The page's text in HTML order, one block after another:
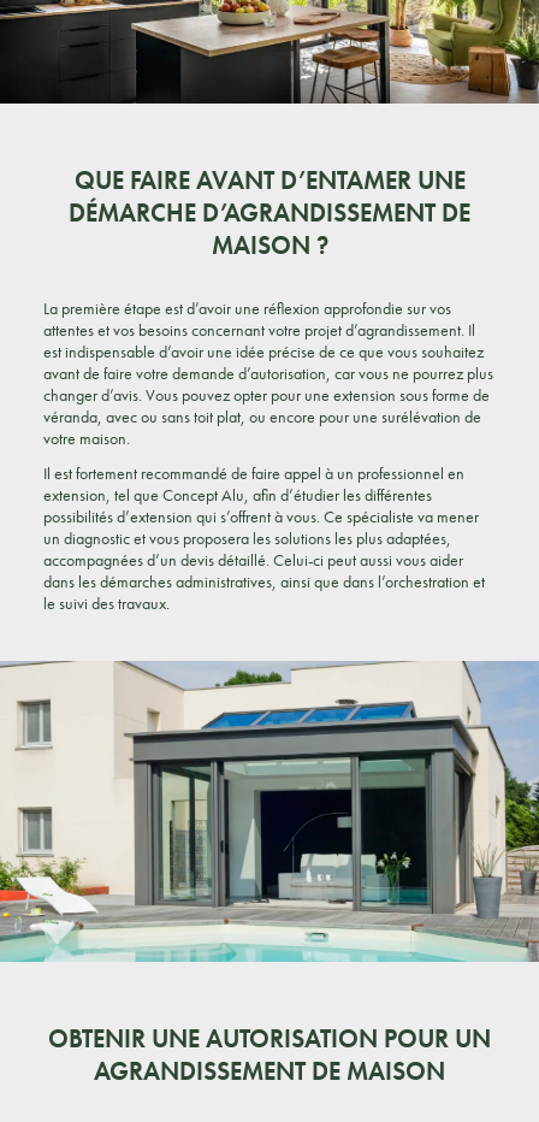
QUE FAIRE AVANT D’ENTAMER UNE
DÉMARCHE D’AGRANDISSEMENT DE
MAISON ?
La première étape est d’avoir une réflexion approfondie sur vos
attentes et vos besoins concernant votre projet d’agrandissement. Il
est indispensable d’avoir une idée précise de ce que vous souhaitez
avant de faire votre demande d’autorisation, car vous ne pourrez plus
changer d’avis. Vous pouvez opter pour une extension sous forme de
véranda, avec ou sans toit plat, ou encore pour une surélévation de
votre maison.
Il est fortement recommandé de faire appel à un professionnel en
extension, tel que Concept Alu, afin d’étudier les différentes
possibilités d’extension qui s’offrent à vous. Ce spécialiste va mener
un diagnostic et vous proposera les solutions les plus adaptées,
accompagnées d’un devis détaillé. Celui-ci peut aussi vous aider
dans les démarches administratives, ainsi que dans l’orchestration et
le suivi des travaux.
OBTENIR UNE AUTORISATION POUR UN
AGRANDISSEMENT DE MAISON